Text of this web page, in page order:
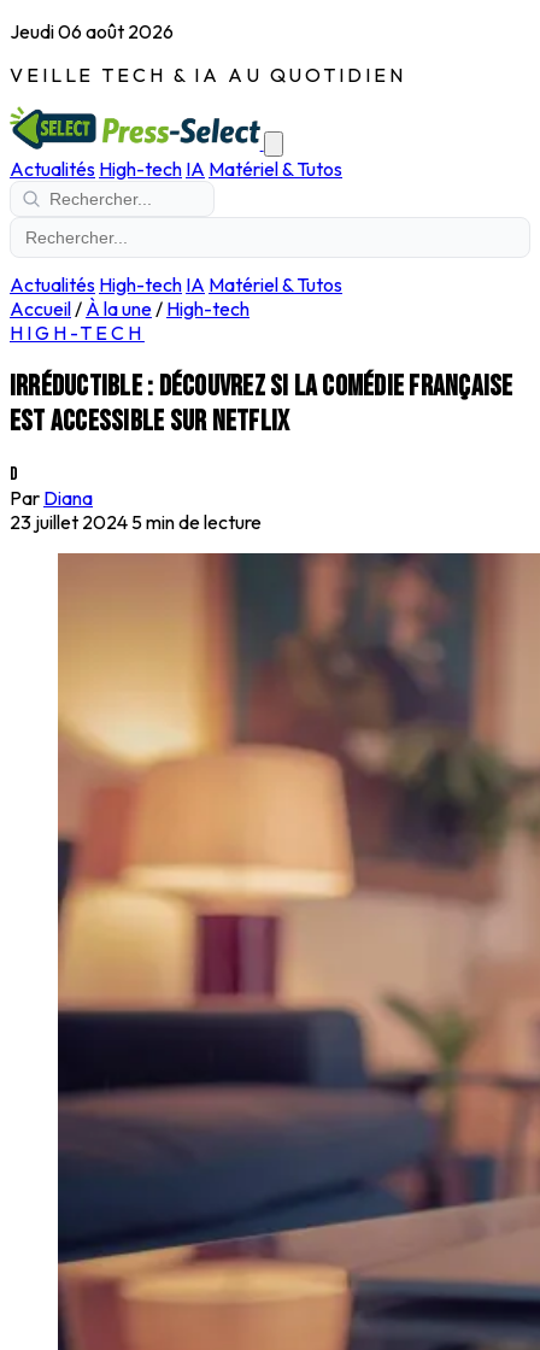
Jeudi 06 août 2026
VEILLE TECH & IA AU QUOTIDIEN
Actualités High-tech IA Matériel & Tutos
Actualités High-tech IA Matériel & Tutos
Accueil/ À la une/ High-tech
HIGH-TECH
Irréductible : découvrez si la comédie française
est accessible sur Netflix
D
Par Diana
23 juillet 2024 5 min de lecture